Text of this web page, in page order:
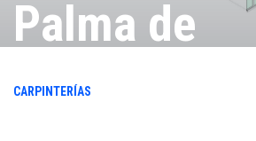
Palma de
Mallorca de
a4SC
CARPINTERÍAS